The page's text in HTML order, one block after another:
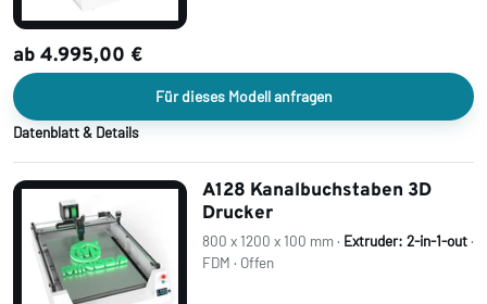
ab 4.995,00 €
Für dieses Modell anfragen
Datenblatt & Details
A128 Kanalbuchstaben 3D
Drucker
800 x 1200 x 100 mm · Extruder: 2-in-1-out·
FDM · Offen